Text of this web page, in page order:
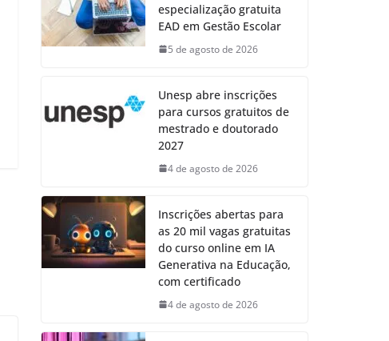
especialização gratuita
EAD em Gestão Escolar
5 de agosto de 2026
Unesp abre inscrições
para cursos gratuitos de
mestrado e doutorado
2027
4 de agosto de 2026
Inscrições abertas para
as 20 mil vagas gratuitas
do curso online em IA
Generativa na Educação,
com certificado
4 de agosto de 2026